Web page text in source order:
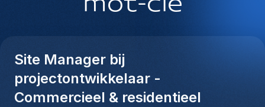
mot-clé
Site Manager bij
projectontwikkelaar -
Commercieel & residentieel